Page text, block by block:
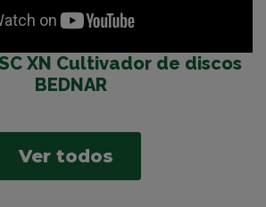
XN Cultivador de discos
BEDNAR
Ver todos